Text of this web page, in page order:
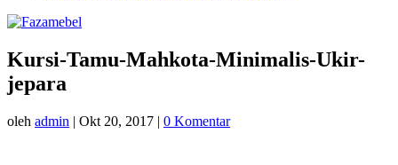
Kursi-Tamu-Mahkota-Minimalis-Ukir-
jepara
oleh admin | Okt 20, 2017 | 0 Komentar